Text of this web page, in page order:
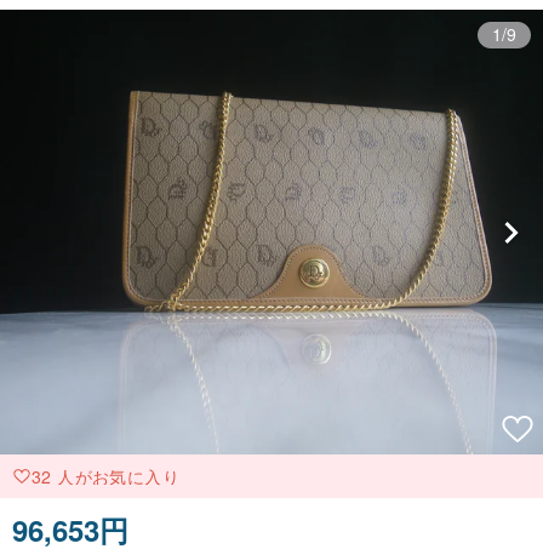
1/9
32 人がお気に入り
96,653円